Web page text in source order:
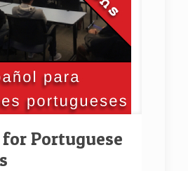
Portuguese